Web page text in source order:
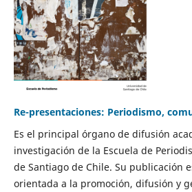
Re-presentaciones: Periodismo,
Es el principal órgano de difusión
investigación de la Escuela de
de Santiago de Chile. Su publicación
orientada a la promoción, difusión y